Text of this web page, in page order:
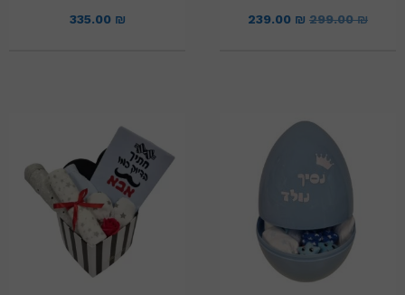
299.00₪
239.00 ₪
335.00 ₪